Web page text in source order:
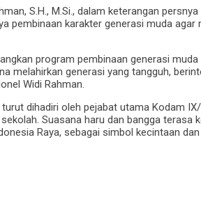
S.H., M.Si., dalam keterangan
pembinaan karakter generasi muda agar
program pembinaan generasi muda
melahirkan generasi yang tangguh,
Widi Rahman.
dihadiri oleh pejabat utama Kodam
Suasana haru dan bangga terasa
Raya, sebagai simbol kecintaan